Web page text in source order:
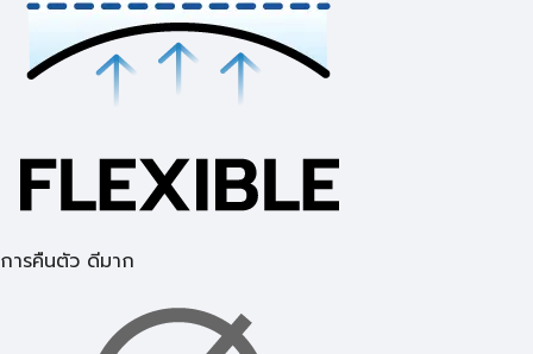
การคืนตัว ดีมาก